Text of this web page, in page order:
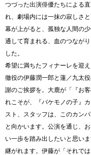
つづった出演俳優たちによる
れ、劇場内には一抹の寂しさ
幕が上がると、孤独な人間の
通して育まれる、血のつなが
した。
希望に満ちたフィナーレを迎
徹役の伊藤潤一郎と蓮／九太
謝のご挨拶を。大鹿が「『お
れこそが、『バケモノの子』
スト、スタッフは、このカン
と向かいます。公演を通じ、
い一歩を踏み出したいと思い
継がれます。伊藤が「それで